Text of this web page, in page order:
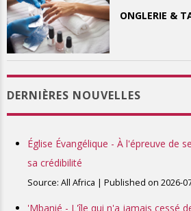
ONGLERIE &
DERNIÈRES NOUVELLES
Église Évangélique - À l'épreuve de
sa crédibilité
Source: All Africa Published on 2026-
'Mbanié - L'île qui n'a jamais cessé